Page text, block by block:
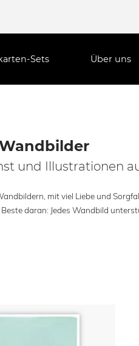
Sets Über uns
und Illustrationen
mit viel Liebe und
daran: Jedes Wandbild